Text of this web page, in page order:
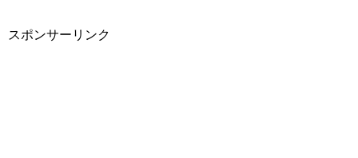
スポンサーリンク